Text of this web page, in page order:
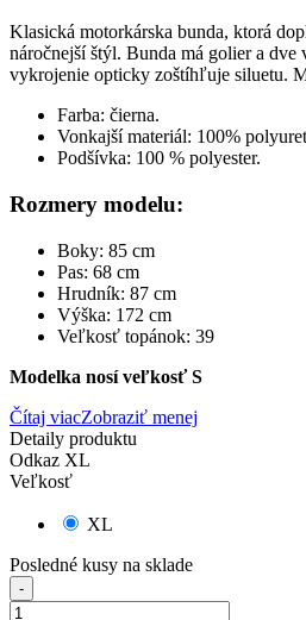
Klasická motorkárska bunda, ktorá
náročnejší štýl. Bunda má golier a dve
vykrojenie opticky zoštíhľuje siluetu.
Farba: čierna.
Vonkajší materiál: 100%
Podšívka: 100 % polyester.
Rozmery modelu:
Boky: 85 cm
Pas: 68 cm
Hrudník: 87 cm
Výška: 172 cm
Veľkosť topánok: 39
Modelka nosí veľkosť S
Čítaj viacZobraziť menej
Detaily produktu
Odkaz XL
Veľkosť
XL
Posledné kusy na sklade
-